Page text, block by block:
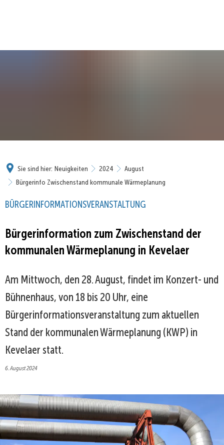
Sie sind hier: Neuigkeiten 2024
August
Bürgerinfo Zwischenstand kommunale Wärmeplanung
BÜRGERINFORMATIONSVERANSTALTUNG
Bürgerinformation zum Zwischenstand der
kommunalen Wärmeplanung in Kevelaer
Am Mittwoch, den 28. August, findet im Konzert- und
Bühnenhaus, von 18 bis 20 Uhr, eine
Bürgerinformationsveranstaltung zum aktuellen
Stand der kommunalen Wärmeplanung (KWP) in
Kevelaer statt.
6. August 2024